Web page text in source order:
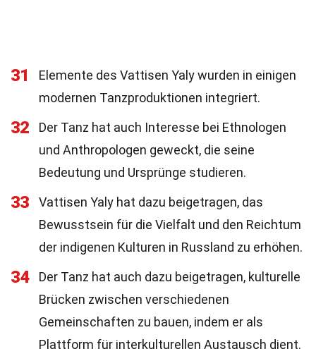
31
Elemente des Vattisen Yaly wurden in einigen
modernen Tanzproduktionen integriert.
32
Der Tanz hat auch Interesse bei Ethnologen
und Anthropologen geweckt, die seine
Bedeutung und Ursprünge studieren.
33
Vattisen Yaly hat dazu beigetragen, das
Bewusstsein für die Vielfalt und den Reichtum
der indigenen Kulturen in Russland zu erhöhen.
34
Der Tanz hat auch dazu beigetragen, kulturelle
Brücken zwischen verschiedenen
Gemeinschaften zu bauen, indem er als
Plattform für interkulturellen Austausch dient.